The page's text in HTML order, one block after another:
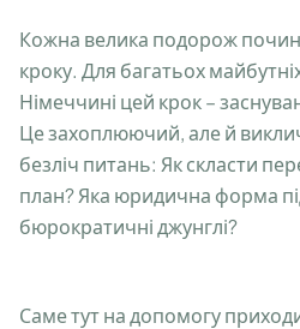
Кожна велика подорож
кроку. Для багатьох
Німеччині цей крок –
Це захоплюючий, але й
безліч питань: Як скласти
план? Яка юридична форма
бюрократичні джунглі?
Саме тут на допомогу